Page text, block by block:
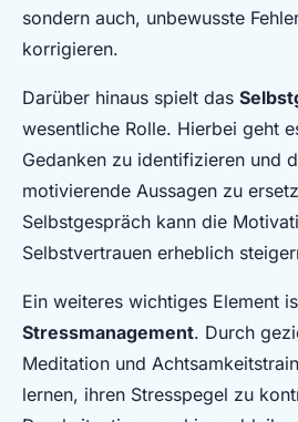
sondern auch, unbewusste
korrigieren.
Darüber hinaus spielt das
wesentliche Rolle. Hierbei geht
Gedanken zu identifizieren und
motivierende Aussagen zu
Selbstgespräch kann die
Selbstvertrauen erheblich
Ein weiteres wichtiges Element
Stressmanagement. Durch
Meditation und
lernen, ihren Stresspegel zu